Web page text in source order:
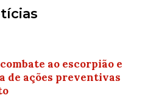
ao escorpião e
de ações preventivas